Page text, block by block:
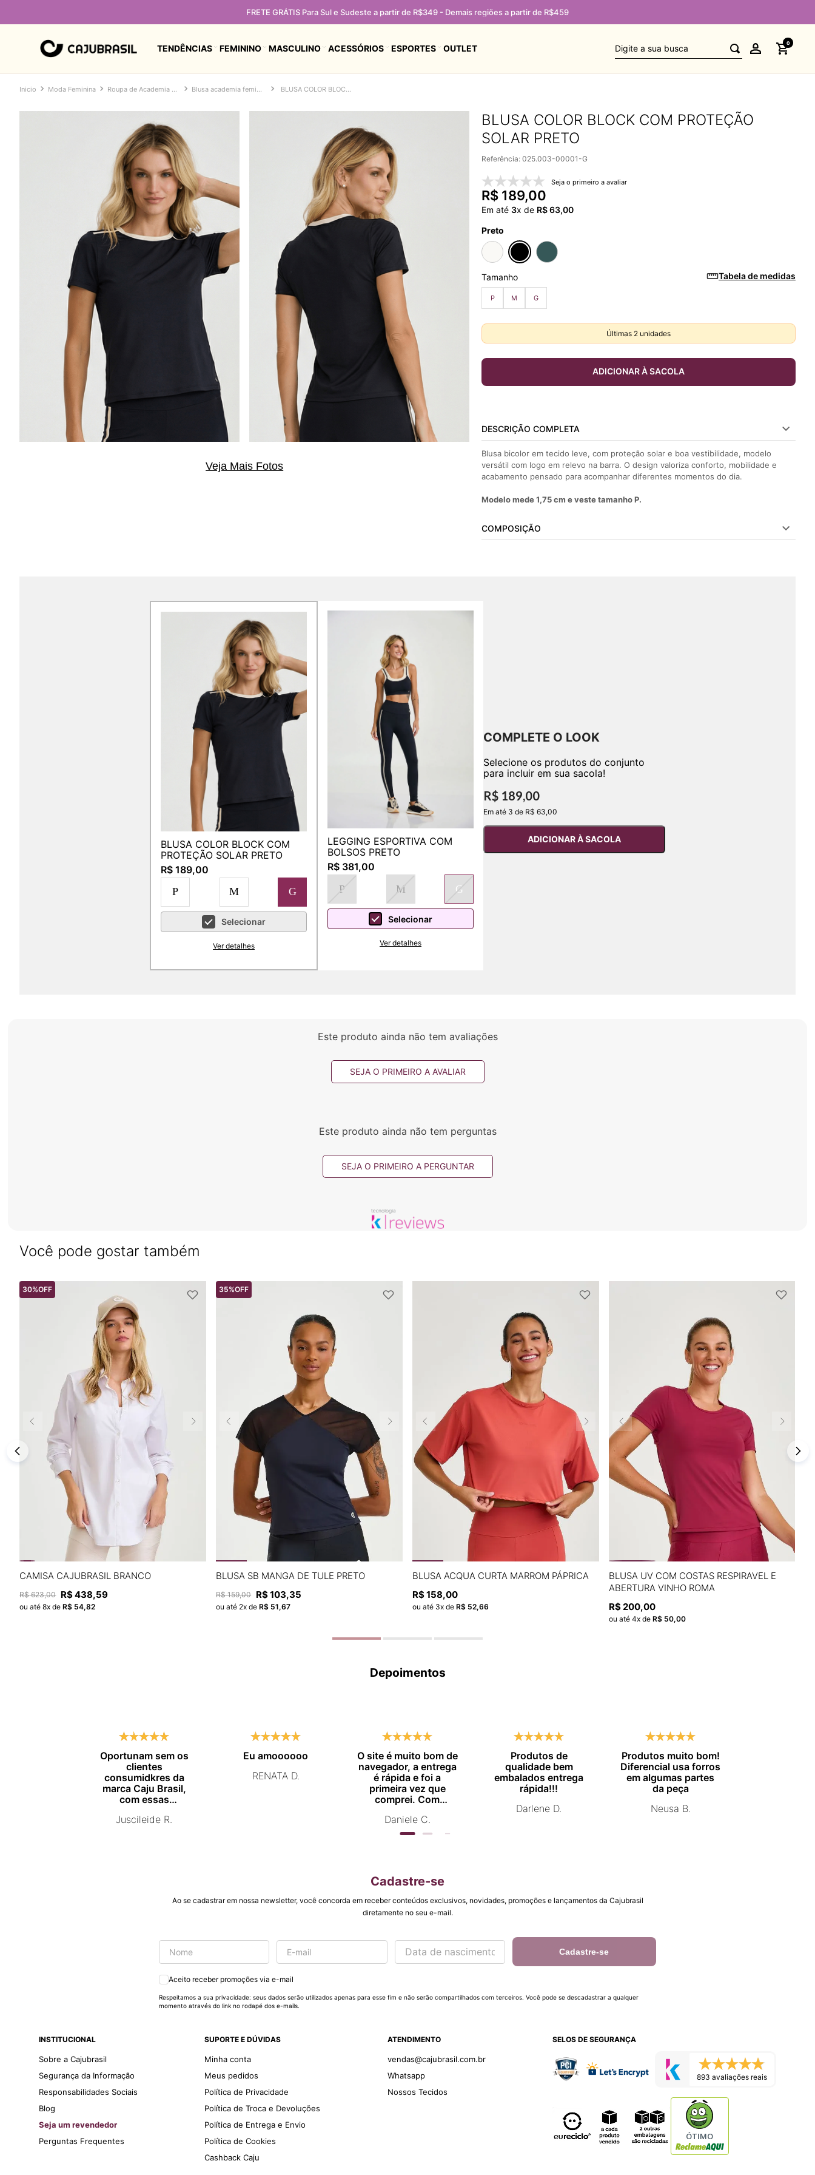
GRÁTIS Para Sul e Sudeste a partir de R$349 - Demais regiões a partir de R$459
TENDÊNCIAS FEMININO MASCULINO ACESSÓRIOS ESPORTES OUTLET Digite a sua busca 0
Moda Feminina Roupa de Academia Feminina Blusa academia feminina BLUSA COLOR BLOCK COM PROTEÇÃO SOLAR PRETO
Veja Mais Fotos
BLUSA COLOR BLOCK COM PROTEÇÃO
SOLAR PRETO
Referência:025.003-00001-G
Seja o primeiro a avaliar
R$ 189,00
Em até 3x de R$63,00
Preto
Tamanho
P M G
Tabela de medidas
Últimas 2 unidades
ADICIONAR À SACOLA
DESCRIÇÃO COMPLETA
Blusa bicolor em tecido leve, com proteção solar e boa vestibilidade, modelo
versátil com logo em relevo na barra. O design valoriza conforto, mobilidade e
acabamento pensado para acompanhar diferentes momentos do dia.
Modelo mede 1,75 cm e veste tamanho P.
COMPOSIÇÃO
BLUSA COLOR BLOCK COM
PROTEÇÃO SOLAR PRETO
R$ 189,00
P
M G
Selecionar
Ver detalhes
LEGGING ESPORTIVA COM
BOLSOS PRETO
R$ 381,00
P
M G
Selecionar
Ver detalhes
COMPLETE O LOOK
Selecione os produtos do conjunto
para incluir em sua sacola!
R$ 189,00
Em até 3 de R$ 63,00
ADICIONAR À SACOLA
Este produto ainda não tem avaliações
SEJA O PRIMEIRO A AVALIAR
Este produto ainda não tem perguntas
SEJA O PRIMEIRO A PERGUNTAR
Você pode gostar também
30%OFF
ADICIONAR À SACOLA
CAMISA CAJUBRASIL BRANCO
R$ 623,00 R$438,59
ou até8x deR$ 54,82
35%OFF
ADICIONAR À SACOLA
BLUSA SB MANGA DE TULE PRETO
R$ 159,00 R$103,35
ou até 2x deR$ 51,67
BLUSA ACQUA CURTA MARROM PÁPRICA
R$158,00
ou até 3x de R$ 52,66
BLUSA UV COM COSTAS RESPIRAVEL E
ABERTURA VINHO ROMA
R$200,00
ou até 4x de R$ 50,00
Depoimentos
Oportunam sem os
clientes
consumidkres da
marca Caju Brasil,
com essas
promocionais de
Juscileide R.
Eu amoooooo
RENATA D.
O site é muito bom de
navegador, a entrega
é rápida e foi a
primeira vez que
comprei. Com
novamente.
Daniele C.
Produtos de
qualidade bem
embalados entrega
rápida!!!
Darlene D.
Produtos muito bom!
Diferencial usa forros
em algumas partes
da peça
Neusa B.
Cadastre-se
Ao se cadastrar em nossa newsletter, você concorda em receber conteúdos exclusivos, novidades, promoções e lançamentos da Cajubrasil
diretamente no seu e-mail.
Cadastre-se
Aceito receber promoções via e-mail
Respeitamos a sua privacidade: seus dados serão utilizados apenas para esse fim e não serão compartilhados com terceiros. Você pode se descadastrar a qualquer
momento através do link no rodapé dos e-mails.
INSTITUCIONAL
Sobre a Cajubrasil
Segurança da Informação
Responsabilidades Sociais
Blog
Seja um revendedor
Perguntas Frequentes
SUPORTE E DÚVIDAS
Minha conta
Meus pedidos
Política de Privacidade
Política de Troca e Devoluções
Política de Entrega e Envio
Política de Cookies
Cashback Caju
ATENDIMENTO
vendas@cajubrasil.com.br
Whatsapp
Nossos Tecidos
SELOS DE SEGURANÇA
893 avaliações reais
ÓTIMO